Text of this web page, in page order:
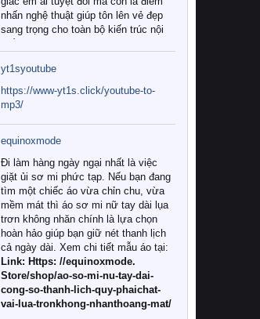
nhấn nghệ thuật giúp tôn lên vẻ đẹp
sang trọng cho toàn bộ kiến trúc nội
Tuy nhiên, giữa thị trường đa dạng
với vô vàn thương hiệu và mẫu mã
như hiện nay, làm thế nào để chọn
được những bộ chăn ga gối đệm cao
cấp thực sự chất lượng, phù hợp với
khí hậu và nhu cầu sử dụng của gia
đình? Hãy cùng chúng tôi đi tìm lời
giải đáp chi tiết qua bài viết dưới đây.
1. Tại sao các gia đình hiện đại lại ưa
chuộng chăn ga gối đệm cao cấp?
Khác với các dòng sản phẩm thông
thường, những bộ chăn ga gối đệm
cao cấp trải qua quy trình sản xuất
nghiêm ngặt từ khâu chọn lọc nguyên
liệu tự nhiên đến công nghệ dệt
nhuộm hiện đại không chứa hóa chất
yt1syoutube
https://www-yt1s.click/youtube-to-
mp3/
equinoxmode
Đi làm hàng ngày ngại nhất là việc
giặt ủi sơ mi phức tạp. Nếu bạn đang
tìm một chiếc áo vừa chỉn chu, vừa
mềm mát thì áo sơ mi nữ tay dài lụa
trơn không nhăn chính là lựa chọn
hoàn hảo giúp bạn giữ nét thanh lịch
cả ngày dài. Xem chi tiết mẫu áo tại:
Link: Https: //equinoxmode.
Store/shop/ao-so-mi-nu-tay-dai-
cong-so-thanh-lich-quy-phaichat-
vai-lua-tronkhong-nhanthoang-mat/